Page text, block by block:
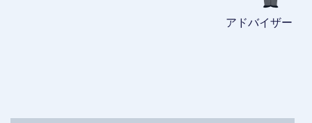
アドバイザー